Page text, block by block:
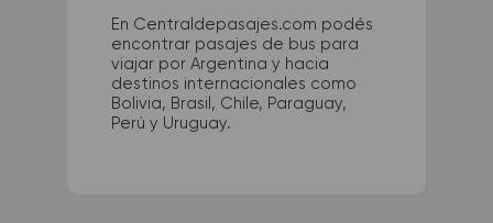
En Centraldepasajes.com podés
encontrar pasajes de bus para
viajar por Argentina y hacia
destinos internacionales como
Bolivia, Brasil, Chile, Paraguay,
Perú y Uruguay.